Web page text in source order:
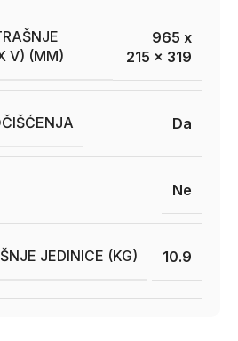
V) (MM)
965 x
215 x 319
Da
Ne
JEDINICE (KG) 10.9